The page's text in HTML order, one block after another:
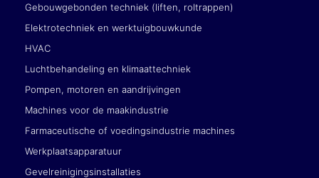
Gebouwgebonden techniek (liften, roltrappen)
Elektrotechniek en werktuigbouwkunde
HVAC
Luchtbehandeling en klimaattechniek
Pompen, motoren en aandrijvingen
Machines voor de maakindustrie
Farmaceutische of voedingsindustrie machines
Werkplaatsapparatuur
Gevelreinigingsinstallaties